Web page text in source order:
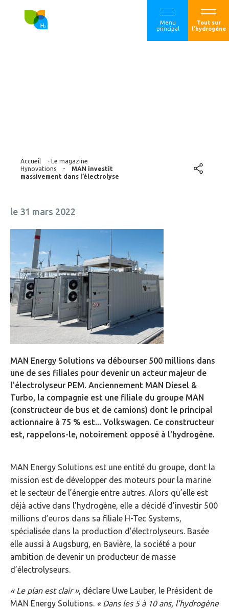
Menu
principal
Tout sur
l'hydrogène
Accueil - Le magazine
Hynovations
-
MAN investit
massivement dans l’électrolyse
le 31 mars 2022
MAN Energy Solutions va débourser 500 millions dans
une de ses filiales pour devenir un acteur majeur de
l'électrolyseur PEM. Anciennement MAN Diesel &
Turbo, la compagnie est une filiale du groupe MAN
(constructeur de bus et de camions) dont le principal
actionnaire à 75 % est... Volkswagen. Ce constructeur
est, rappelons-le, notoirement opposé à l'hydrogène.
MAN Energy Solutions est une entité du groupe, dont la
mission est de développer des moteurs pour la marine
et le secteur de l’énergie entre autres. Alors qu’elle est
déjà active dans l’hydrogène, elle a décidé d’investir 500
millions d’euros dans sa filiale H-Tec Systems,
spécialisée dans la production d’électrolyseurs. Basée
elle aussi à Augsburg, en Bavière, la société a pour
ambition de devenir un producteur de masse
d’électrolyseurs.
« Le plan est clair », déclare Uwe Lauber, le Président de
MAN Energy Solutions. « Dans les 5 à 10 ans, l’hydrogène